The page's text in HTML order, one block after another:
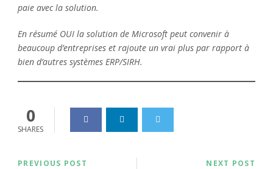
paie avec la solution.
En résumé OUI la solution de Microsoft peut convenir à
beaucoup d’entreprises et rajoute un vrai plus par rapport à
bien d’autres systèmes ERP/SIRH.
0
SHARES
PREVIOUS POST NEXT POST